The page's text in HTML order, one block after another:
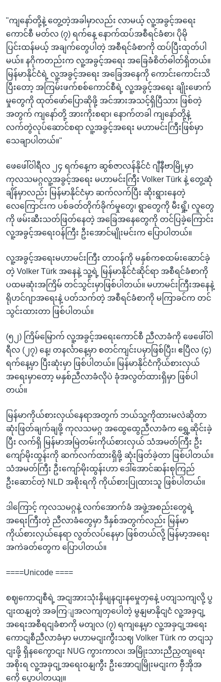
"ကျနော်တို့နဲ့ တွေ့တဲ့အခါမှာလည်း လာမယ့် လူ့အခွင့်အရေး
ကောင်စီ မတ်လ (၇) ရက်နေ့ နောက်ထပ်အစီရင်ခံစာ၊ ပိုမို
ပြင်းထန်မယ့် အချက်တွေပါတဲ့ အစီရင်ခံစာကို ထပ်ပြီးထုတ်ပါ
မယ်။ နဂိုကတည်းက လူ့အခွင့်အရေး အခြေခံစိတ်ဓါတ်ရှိတယ်။
မြန်မာနိုင်ငံရဲ့ လူ့အခွင့်အရေး အခြေအနေကို ကောင်းကောင်းသိ
ပြီးတော့ အကြမ်းဖက်စစ်ကောင်စီရဲ့ လူ့အခွင့်အရေး ချိုးဖောက်
မှုတွေကို ထုတ်ဖော်ပြောဆိုဖို့ အင်အားအသင့်ရှိပြီသား ဖြစ်တဲ့
အတွက် ကျနော်တို့ အားကိုးစရာ၊ နောက်တခါ ကျနော်တို့နဲ့
လက်တွဲလုပ်ဆောင်စရာ လူ့အခွင့်အရေး မဟာမင်းကြီးဖြစ်မှာ
သေချာပါတယ်။"
ဖေဖေါ်ဝါရီလ ၂၄ ရက်နေ့က ဆွစ်ဇာလန်နိုင်ငံ ဂျီနီဗာမြို့မှာ
ကုလသမဂ္ဂလူ့အခွင့်အရေး မဟာမင်းကြီး Volker Türk နဲ့ တွေ့ဆုံ
ချိန်မှာလည်း မြန်မာနိုင်ငံမှာ ဆက်လက်ပြီး ဆိုးရွားနေတဲ့
လေကြောင်းက ပစ်ခတ်တိုက်ခိုက်မှုတွေ၊ ရွာတွေကို မီးရှို့၊ လူတွေ
ကို ဖမ်းဆီးသတ်ဖြတ်နေတဲ့ အခြေအနေတွေကို တင်ပြခဲ့ကြောင်း
လူ့အခွင့်အရေးဝန်ကြီး ဦးအောင်မျိုးမင်းက ပြောပါတယ်။
လူ့အခွင့်အရေးမဟာမင်းကြီး တာဝန်ကို မနှစ်ကစထမ်းဆောင်ခဲ့
တဲ့ Volker Türk အနေနဲ့ သူ့ရဲ့ မြန်မာနိုင်ငံဆိုင်ရာ အစီရင်ခံစာကို
ပထမဆုံးအကြိမ် တင်သွင်းမှာဖြစ်ပါတယ်။ မဟာမင်းကြီးအနေနဲ့
ရိုဟင်ဂျာအရေးနဲ့ ပတ်သက်တဲ့ အစီရင်ခံစာကို မကြာခင်က တင်
သွင်းထားတာ ဖြစ်ပါတယ်။
(၅၂) ကြိမ်မြောက် လူ့အခွင့်အရေးကောင်စီ ညီလာခံကို ဖေဖေါ်ဝါ
ရီလ (၂၇) နေ့၊ တနင်္လာနေ့မှာ စတင်ကျင်းပမှာဖြစ်ပြီး၊ ဧပြီလ (၄)
ရက်နေ့မှာ ပြီးဆုံးမှာ ဖြစ်ပါတယ်။ မြန်မာနိုင်ငံကိုယ်စားလှယ်
အရေးမှာတော့ မနှစ်ညီလာခံလိုပဲ ခုံအလွတ်ထားရှိမှာ ဖြစ်ပါ
တယ်။
မြန်မာကိုယ်စားလှယ်နေရာအတွက် ဘယ်သူ့ကိုထားမလဲဆိုတာ
ဆုံးဖြတ်ချက်ချဖို့ ကုလသမဂ္ဂ အထွေထွေညီလာခံက ရွှေ့ဆိုင်းခဲ့
ပြီး လက်ရှိ မြန်မာအမြဲတမ်းကိုယ်စားလှယ် သံအမတ်ကြီး ဦး
ကျော်မိုးထွန်းကို ဆက်လက်ထားရှိဖို့ ဆုံးဖြတ်ခဲ့တာ ဖြစ်ပါတယ်။
သံအမတ်ကြီး ဦးကျော်မိုးထွန်းဟာ ဒေါ်အောင်ဆန်းစုကြည်
ဦးဆောင်တဲ့ NLD အစိုးရကို ကိုယ်စားပြုထားသူ ဖြစ်ပါတယ်။
ဒါကြောင့် ကုလသမဂ္ဂနဲ့ လက်အောက်ခံ အဖွဲ့အစည်းတွေရဲ့
အရေးကြီးတဲ့ ညီလာခံတွေမှာ ဒီနှစ်အတွက်လည်း မြန်မာ
ကိုယ်စားလှယ်နေရာ လွတ်လပ်နေမှာ ဖြစ်တယ်လို့ မြန်မာ့အရေး
အကဲခတ်တွေက ပြောပါတယ်။
====Unicode ====
စဈကောငျစီရဲ့ အငျအားသုံးနှိမျနငျးနမှေုတှနေဲ့ ပတျသကျလို့ ပွ
ငျးထနျတဲ့ အခကြျအလကျတှပေါတဲ့ မွနျမာနိုငျငံ လူ့အခှငျ့
အရေးအစီရငျခံစာကို မတျလ (၇) ရကျနေ့မှာ လူ့အခှငျ့အရေး
ကောငျစီညီလာခံမှာ မဟာမငျးကွီးသဈ Volker Türk က တငျသှ
ငျးဖို့ ရှိနကွေောငျး NUG ကွားကာလ၊ အမြိုးသားညီညှတျရေး
အစိုးရ လူ့အခှငျ့အရေးဝနျကွီး ဦးအောငျမြိုးမငျးက ဗှီအိုအ
ကေို ပွောပါတယျ။